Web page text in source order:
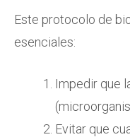
Este protocolo de
esenciales:
Impedir que
Evitar que